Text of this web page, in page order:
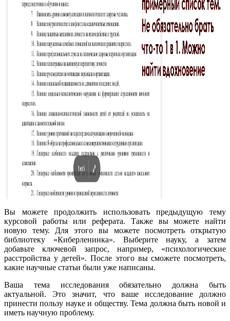
Вы можете продолжить использовать предыдущую тему
курсовой работы или реферата. Также вы можете найти
новую тему. Для этого вы можете посмотреть открытую
библиотеку «Киберленинка». Выберите науку, а затем
добавьте ключевой запрос, например, «психологические
расстройства у детей». После этого вы сможете посмотреть,
какие научные статьи были уже написаны.
Ваша тема исследования обязательно должна быть
актуальной. Это значит, что ваше исследование должно
принести пользу науке и обществу. Тема должна быть новой и
иметь научную проблему.